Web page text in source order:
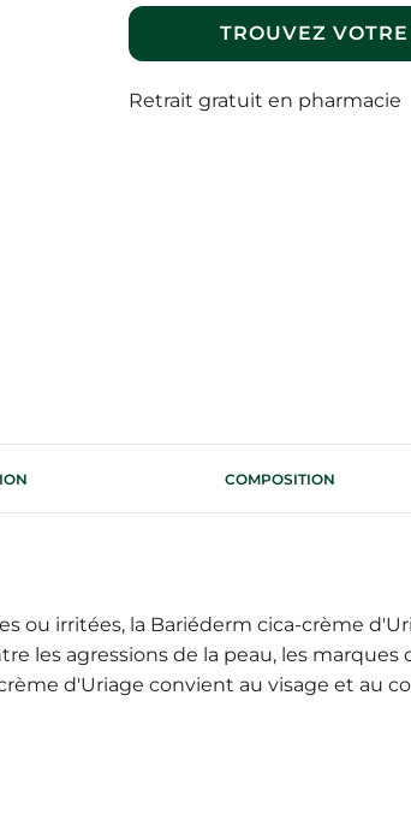
TROUVEZ
Retrait gratuit en pharmacie
COMPOSITION
ou irritées, la Bariéderm cica-crème
les agressions de la peau, les
d'Uriage convient au visage et au